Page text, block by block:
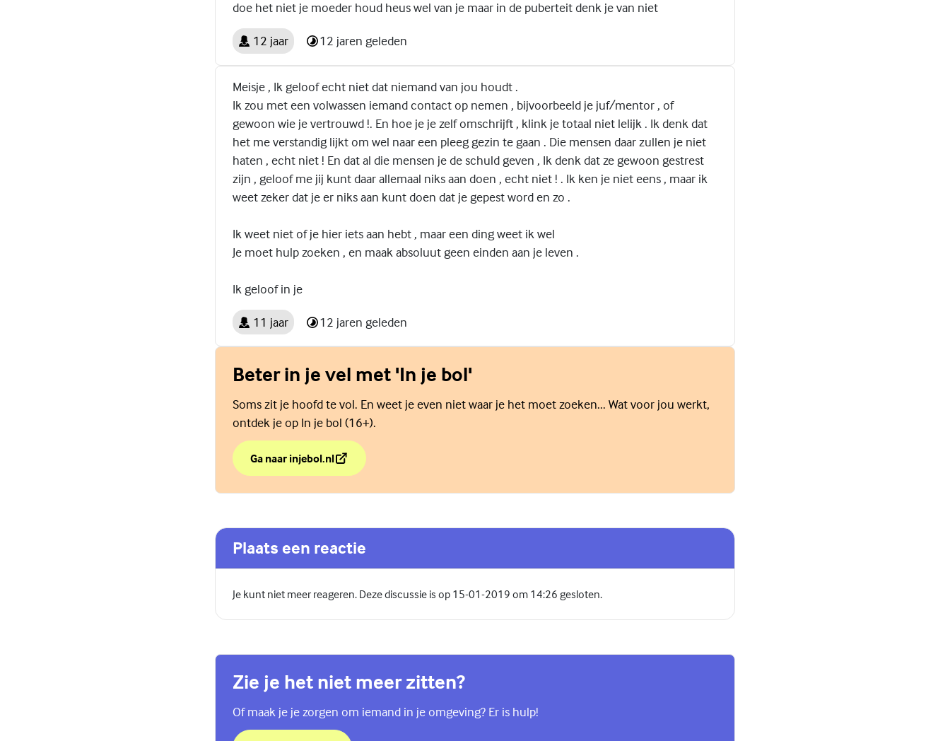
doe het niet je moeder houd heus wel van je maar in de puberteit denk je van niet
12 jaar 12 jaren geleden
Meisje , Ik geloof echt niet dat niemand van jou houdt .
Ik zou met een volwassen iemand contact op nemen , bijvoorbeeld je juf/mentor , of
gewoon wie je vertrouwd !. En hoe je je zelf omschrijft , klink je totaal niet lelijk . Ik denk dat
het me verstandig lijkt om wel naar een pleeg gezin te gaan . Die mensen daar zullen je niet
haten , echt niet ! En dat al die mensen je de schuld geven , Ik denk dat ze gewoon gestrest
zijn , geloof me jij kunt daar allemaal niks aan doen , echt niet ! . Ik ken je niet eens , maar ik
weet zeker dat je er niks aan kunt doen dat je gepest word en zo .
Ik weet niet of je hier iets aan hebt , maar een ding weet ik wel
Je moet hulp zoeken , en maak absoluut geen einden aan je leven .
Ik geloof in je
11 jaar 12 jaren geleden
Beter in je vel met 'In je bol'
Soms zit je hoofd te vol. En weet je even niet waar je het moet zoeken... Wat voor jou werkt,
ontdek je op In je bol (16+).
Ga naar injebol.nl
over Beter in je vel met 'In je bol'
(Externe link)
Plaats een reactie
Je kunt niet meer reageren. Deze discussie is op 15-01-2019 om 14:26 gesloten.
Zie je het niet meer zitten?
Of maak je je zorgen om iemand in je omgeving? Er is hulp!